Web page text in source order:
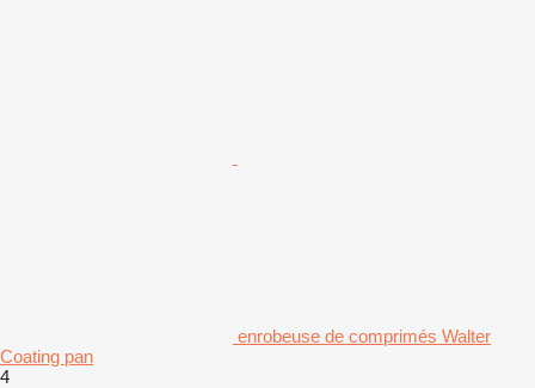
enrobeuse de comprimés Walter
Coating pan
4